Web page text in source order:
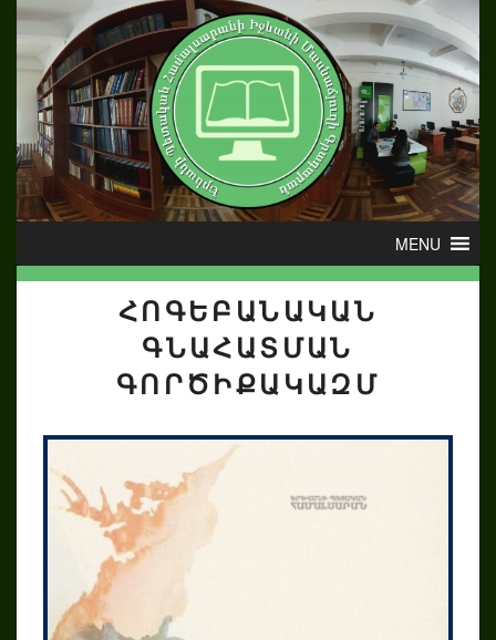
ՀՈԳԵԲԱՆԱԿԱՆ
ԳՆԱՀԱՏՄԱՆ
ԳՈՐԾԻՔԱԿԱԶՄ